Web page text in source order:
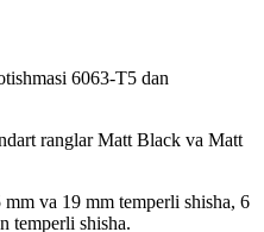
6063-T5 dan
ranglar Matt Black va Matt
va 19 mm temperli shisha, 6
temperli shisha.